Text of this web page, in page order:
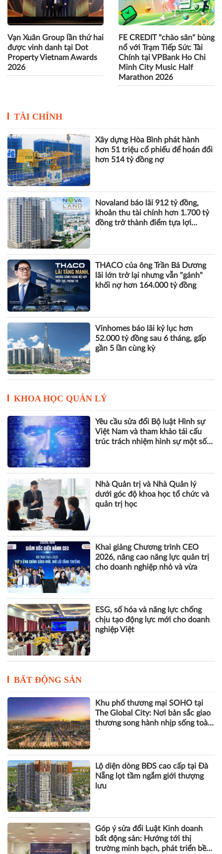
Vạn Xuân Group lần thứ hai
được vinh danh tại Dot
Property Vietnam Awards
2026
FE CREDIT "chào sân" bùng
nổ với Trạm Tiếp Sức Tài
Chính tại VPBank Ho Chi
Minh City Music Half
Marathon 2026
TÀI CHÍNH
Xây dựng Hòa Bình phát hành
hơn 51 triệu cổ phiếu để hoán đổi
hơn 514 tỷ đồng nợ
Novaland báo lãi 912 tỷ đồng,
khoản thu tài chính hơn 1.700 tỷ
đồng trở thành điểm tựa lợi
THACO của ông Trần Bá Dương
lãi lớn trở lại nhưng vẫn "gánh"
khối nợ hơn 164.000 tỷ đồng
Vinhomes báo lãi kỷ lục hơn
52.000 tỷ đồng sau 6 tháng, gấp
gần 5 lần cùng kỳ
KHOA HỌC QUẢN LÝ
Yêu cầu sửa đổi Bộ luật Hình sự
Việt Nam và tham khảo tái cấu
trúc trách nhiệm hình sự một số
Nhà Quản trị và Nhà Quản lý
dưới góc độ khoa học tổ chức và
quản trị học
Khai giảng Chương trình CEO
2026, nâng cao năng lực quản trị
cho doanh nghiệp nhỏ và vừa
ESG, số hóa và năng lực chống
chịu tạo động lực mới cho doanh
nghiệp Việt
BẤT ĐỘNG SẢN
Khu phố thương mại SOHO tại
The Global City: Nơi bản sắc giao
thương song hành nhịp sống toàn
Lộ diện dòng BĐS cao cấp tại Đà
Nẵng lọt tầm ngắm giới thượng
lưu
Góp ý sửa đổi Luật Kinh doanh
bất động sản: Hướng tới thị
trường minh bạch, phát triển bền